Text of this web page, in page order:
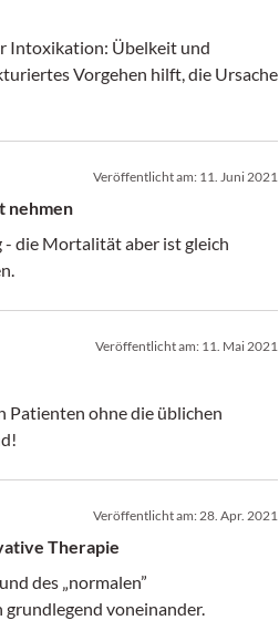
Intoxikation: Übelkeit und
Vorgehen hilft, die Ursache
Veröffentlicht am: 11. Juni 2021
nehmen
die Mortalität aber ist gleich
Veröffentlicht am: 11. Mai 2021
Patienten ohne die üblichen
Veröffentlicht am:28. Apr. 2021
Therapie
des „normalen”
voneinander.